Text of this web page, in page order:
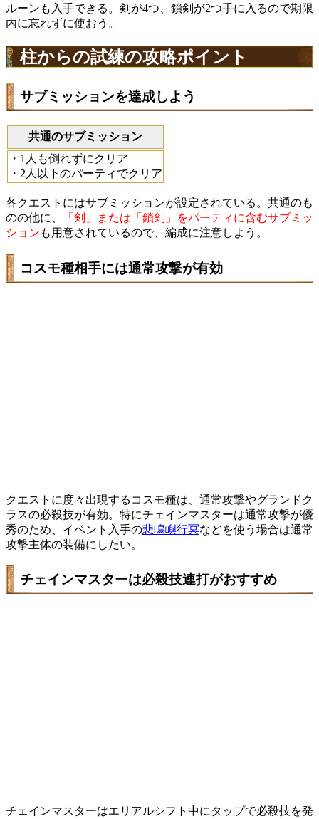
ルーンも入手できる。剣が4つ、鎖剣が2つ手に入るので期限
内に忘れずに使おう。
柱からの試練の攻略ポイント
サブミッションを達成しよう
共通のサブミッション
・1人も倒れずにクリア
・2人以下のパーティでクリア
各クエストにはサブミッションが設定されている。共通のも
のの他に、
「剣」または「鎖剣」をパーティに含むサブミッ
ション も用意されているので、編成に注意しよう。
コスモ種相手には通常攻撃が有効
クエストに度々出現するコスモ種は、通常攻撃やグランドク
ラスの必殺技が有効。特にチェインマスターは通常攻撃が優
秀のため、イベント入手の悲鳴嶼行冥などを使う場合は通常
攻撃主体の装備にしたい。
チェインマスターは必殺技連打がおすすめ
チェインマスターはエリアルシフト中にタップで必殺技を発